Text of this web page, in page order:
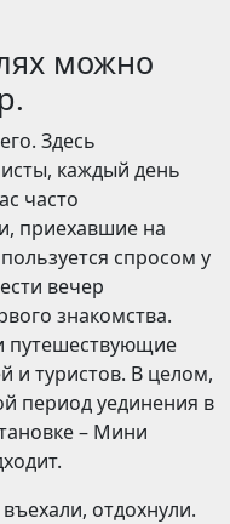
можно
Здесь
каждый день
часто
приехавшие на
спросом у
вечер
знакомства.
путешествующие
и туристов. В целом,
период уединения в
– Мини
отдохнули.